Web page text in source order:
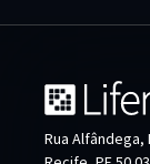
Rua Alfândega,